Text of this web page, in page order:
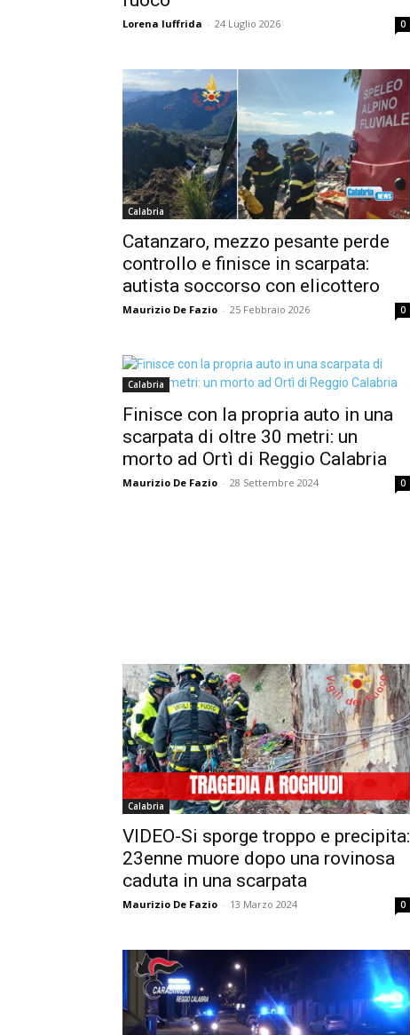
Lorena Iuffrida - 24 Luglio 2026 0
Calabria
Catanzaro, mezzo pesante perde
controllo e finisce in scarpata:
autista soccorso con elicottero
Maurizio De Fazio - 25 Febbraio 2026 0
Calabria
Finisce con la propria auto in una
scarpata di oltre 30 metri: un
morto ad Ortì di Reggio Calabria
Maurizio De Fazio - 28 Settembre 2024
0
Calabria
VIDEO-Si sporge troppo e precipita:
23enne muore dopo una rovinosa
caduta in una scarpata
Maurizio De Fazio - 13 Marzo 2024 0